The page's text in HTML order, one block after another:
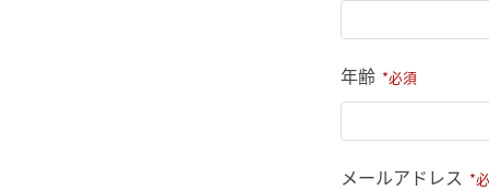
年齢
メールアドレス